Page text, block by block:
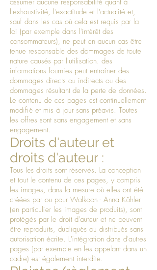
assumer aucune responsabilité quant à
l'exhaustivité, l'exactitude et l'actualité et,
sauf dans les cas où cela est requis par la
loi (par exemple dans l'intérêt des
consommateurs), ne peut en aucun cas être
tenue responsable des dommages de toute
nature causés par l'utilisation. des
informations fournies peut entraîner des
dommages directs ou indirects ou des
dommages résultant de la perte de données.
Le contenu de ces pages est continuellement
modifié et mis à jour sans préavis. Toutes
les offres sont sans engagement et sans
engagement.
Droits d'auteur et
droits d'auteur :
Tous les droits sont réservés. La conception
et tout le contenu de ces pages, y compris
les images, dans la mesure où elles ont été
créées par ou pour Walkoon - Anna Köhler
(en particulier les images de produits), sont
protégés par le droit d'auteur et ne peuvent
être reproduits, dupliqués ou distribués sans
autorisation écrite. L'intégration dans d'autres
pages (par exemple en les appelant dans un
cadre) est également interdite.